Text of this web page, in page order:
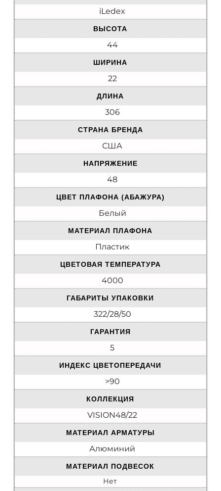
iLedex
ВЫСОТА
44
ШИРИНА
22
ДЛИНА
306
СТРАНА БРЕНДА
США
НАПРЯЖЕНИЕ
48
ЦВЕТ ПЛАФОНА (АБАЖУРА)
Белый
МАТЕРИАЛ ПЛАФОНА
Пластик
ЦВЕТОВАЯ ТЕМПЕРАТУРА
4000
ГАБАРИТЫ УПАКОВКИ
322/28/50
ГАРАНТИЯ
5
ИНДЕКС ЦВЕТОПЕРЕДАЧИ
>90
КОЛЛЕКЦИЯ
VISION48/22
МАТЕРИАЛ АРМАТУРЫ
Алюминий
МАТЕРИАЛ ПОДВЕСОК
Нет